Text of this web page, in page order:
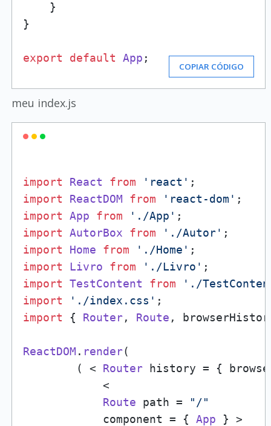
    }
}
export default App ;
COPIAR CÓDIGO
meu index.js
import React from 'react'
import
ReactDOM from 'react-dom'
import
App from './App'
import
AutorBox from './Autor'
import
Home from './Home'
import
Livro from './Livro'
import
TestContent from
'./
import
'./index.css'
import { Router, Route ,
ReactDOM . render(
        ( <
Router history = {
            <
Route path =
"/"
            component = {
App } >